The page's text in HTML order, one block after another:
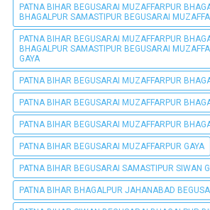
PATNA BIHAR BEGUSARAI MUZAFFARPUR
BHAGALPUR SAMASTIPUR BEGUSARAI
PATNA BIHAR BEGUSARAI MUZAFFARPUR
BHAGALPUR SAMASTIPUR BEGUSARAI
GAYA
PATNA BIHAR BEGUSARAI MUZAFFARPUR
PATNA BIHAR BEGUSARAI MUZAFFARPUR
PATNA BIHAR BEGUSARAI MUZAFFARPUR
PATNA BIHAR BEGUSARAI MUZAFFARPUR GAYA
PATNA BIHAR BEGUSARAI SAMASTIPUR SIWAN
PATNA BIHAR BHAGALPUR JAHANABAD